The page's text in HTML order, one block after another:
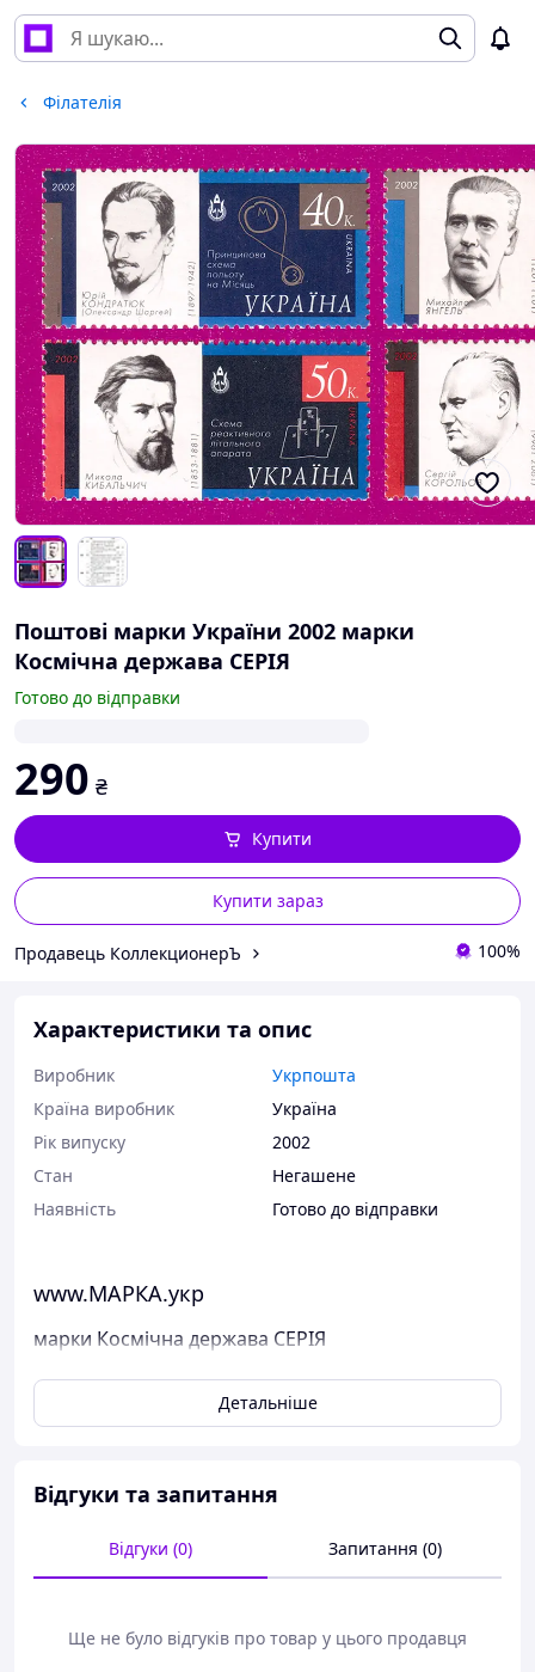
Філателія
Поштові марки України 2002 марки
Космічна держава СЕРІЯ
Готово до відправки
290 ₴
Купити зараз
Купити
Продавець КоллекционерЪ 100%
Характеристики та опис
Виробник
Укрпошта
Країна виробник
Україна
Рік випуску
2002
Стан
Негашене
Наявність
Готово до відправки
www.МАРКА.укр
марки Космічна держава СЕРІЯ
Поштові марки України
Марка була випущена в обіг 23 серпня 2002 р.
Виставлені на продаж марки України чисті, у
Перед відправкою ми надійно упаковуємо марки у
щільний картон, щоб унеможливити пошкодження при
Детальніше
Відгуки та запитання
Відгуки (0) Запитання (0)
Ще не було відгуків про товар у цього продавця